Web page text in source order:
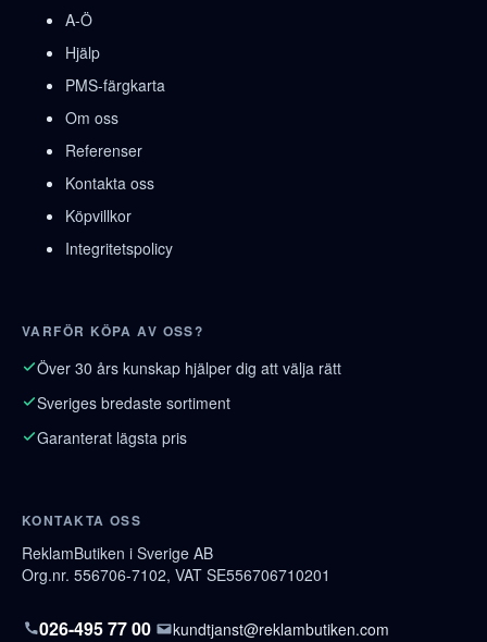
A-Ö
Hjälp
PMS-färgkarta
Om oss
Referenser
Kontakta oss
Köpvillkor
Integritetspolicy
VARFÖR KÖPA AV OSS?
Över 30 års kunskap hjälper dig att välja rätt
Sveriges bredaste sortiment
Garanterat lägsta pris
KONTAKTA OSS
ReklamButiken i Sverige AB
Org.nr. 556706-7102, VAT SE556706710201
026-495 77 00 kundtjanst@reklambutiken.com